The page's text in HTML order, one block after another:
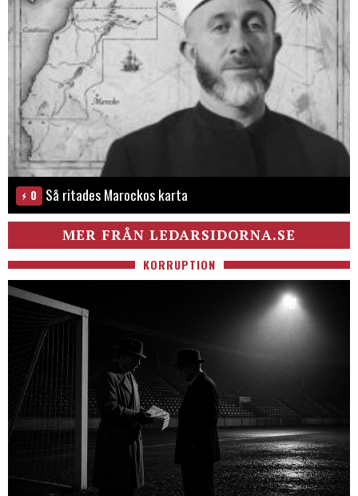
0 Så ritades Marockos karta
MER FRÅN LEDARSIDORNA.SE
KORRUPTION